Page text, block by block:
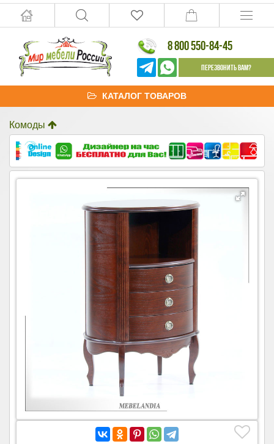
8 800 550-84-45
Перезвонить Вам?
КАТАЛОГ ТОВАРОВ
Комоды